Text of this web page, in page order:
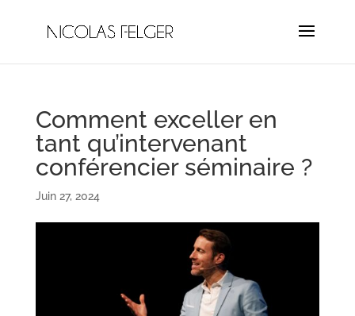
Comment exceller en
tant qu’intervenant
conférencier séminaire ?
Juin 27, 2024